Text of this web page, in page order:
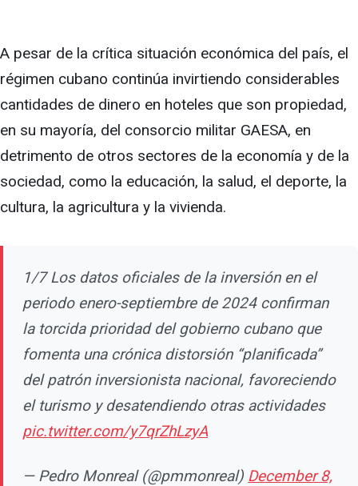
A pesar de la crítica situación económica del país, el
régimen cubano continúa invirtiendo considerables
cantidades de dinero en hoteles que son propiedad,
en su mayoría, del consorcio militar GAESA, en
detrimento de otros sectores de la economía y de la
sociedad, como la educación, la salud, el deporte, la
cultura, la agricultura y la vivienda.
1/7 Los datos oficiales de la inversión en el
periodo enero-septiembre de 2024 confirman
la torcida prioridad del gobierno cubano que
fomenta una crónica distorsión “planificada”
del patrón inversionista nacional, favoreciendo
el turismo y desatendiendo otras actividades
pic.twitter.com/y7qrZhLzyA
— Pedro Monreal (@pmmonreal) December 8,